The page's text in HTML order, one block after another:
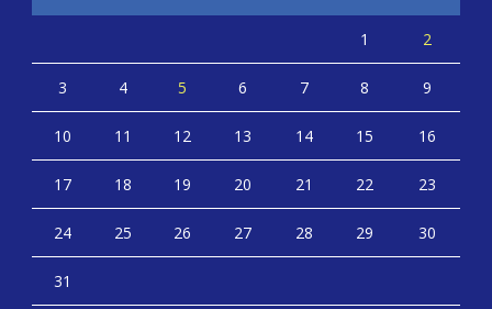
1 2
3 4 5 6 7 8 9
10 11 12 13 14 15 16
17 18 19 20 21 22 23
24 25 26 27 28 29 30
31